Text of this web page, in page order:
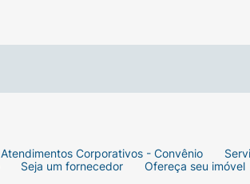
Atendimentos Corporativos - Convênio
Seja um fornecedor Ofereça seu imóvel